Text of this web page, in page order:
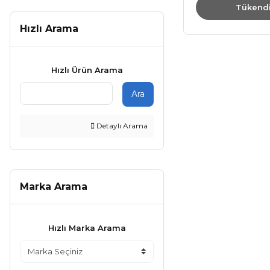
Hızlı Arama
Hızlı Ürün Arama
Ara
Detaylı Arama
Marka Arama
Hızlı Marka Arama